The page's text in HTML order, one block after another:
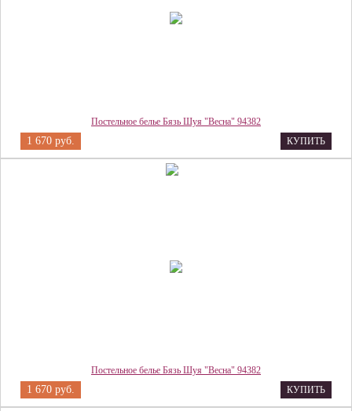
Постельное белье Бязь Шуя "Весна" 94382
1 670 руб. КУПИТЬ
Постельное белье Бязь Шуя "Весна" 94382
1 670 руб. КУПИТЬ